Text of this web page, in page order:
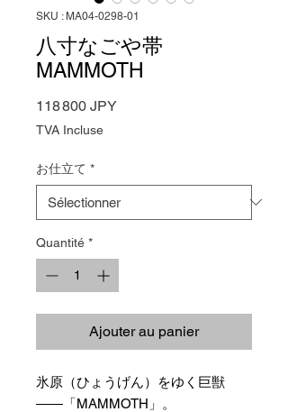
SKU : MA04-0298-01
八寸なごや帯
MAMMOTH
118 800 JPYPrix
TVA Incluse
お仕立て *
Quantité *
Ajouter au panier
氷原（ひょうげん）をゆく巨獣
――「MAMMOTH」。